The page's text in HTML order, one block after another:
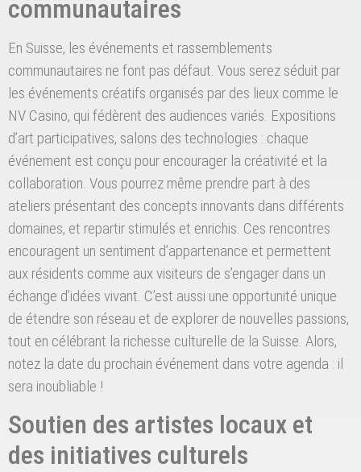
communautaires
En Suisse, les événements et rassemblements
communautaires ne font pas défaut. Vous serez séduit par
les événements créatifs organisés par des lieux comme le
NV Casino, qui fédèrent des audiences variés. Expositions
d’art participatives, salons des technologies : chaque
événement est conçu pour encourager la créativité et la
collaboration. Vous pourrez même prendre part à des
ateliers présentant des concepts innovants dans différents
domaines, et repartir stimulés et enrichis. Ces rencontres
encouragent un sentiment d’appartenance et permettent
aux résidents comme aux visiteurs de s’engager dans un
échange d’idées vivant. C’est aussi une opportunité unique
de étendre son réseau et de explorer de nouvelles passions,
tout en célébrant la richesse culturelle de la Suisse. Alors,
notez la date du prochain événement dans votre agenda : il
sera inoubliable !
Soutien des artistes locaux et
des initiatives culturels